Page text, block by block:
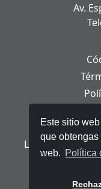
Este sitio
que
web. Política
Av.
Ley Orgánica de
© 2025